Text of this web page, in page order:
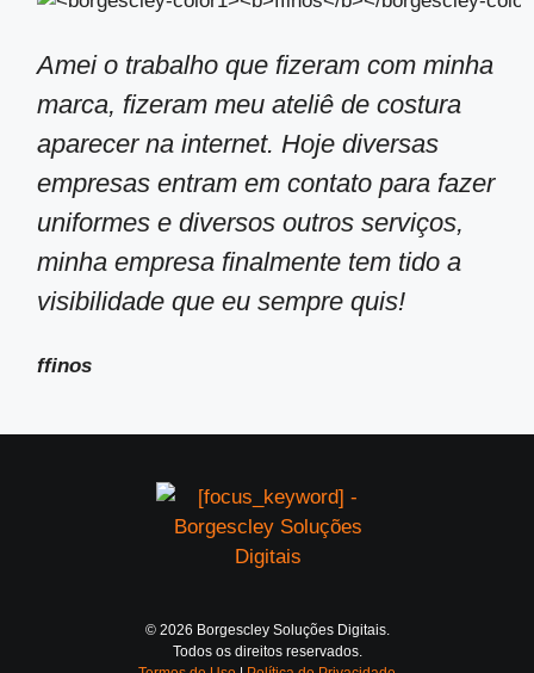
Amei o trabalho que fizeram com minha
marca, fizeram meu ateliê de costura
aparecer na internet. Hoje diversas
empresas entram em contato para fazer
uniformes e diversos outros serviços,
minha empresa finalmente tem tido a
visibilidade que eu sempre quis!
ffinos
© 2026 Borgescley Soluções Digitais.
Todos os direitos reservados.